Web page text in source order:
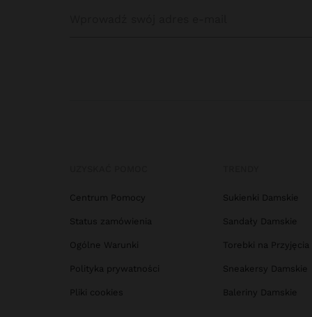
Centrum Pomocy
Status zamówienia
Ogólne Warunki
Polityka prywatności
Pliki cookies
Sukienki Damskie
Sandały Damskie
Torebki na
Sneakersy Damskie
Baleriny Damskie